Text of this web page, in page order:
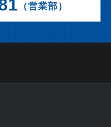
（営業部）